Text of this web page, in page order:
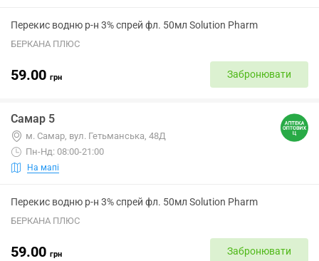
Перекис водню р-н 3% спрей фл. 50мл Solution Pharm
БЕРКАНА ПЛЮС
59.00 грн Забронювати
Самар 5
м. Самар, вул. Гетьманська, 48Д
Пн-Нд: 08:00-21:00
На мапі
Перекис водню р-н 3% спрей фл. 50мл Solution Pharm
БЕРКАНА ПЛЮС
59.00 грн Забронювати